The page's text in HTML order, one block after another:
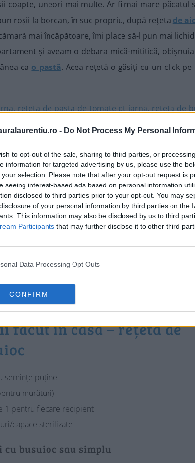
- Do Not Process My Personal
to opt-out of the sale, sharing to third parties, or
information for targeted advertising by us, please use the
your selection. Please note that after your opt-out request is
seeing interest-based ads based on personal information
disclosed to third parties prior to your opt-out. You may
of your personal information by third parties on the
This information may also be disclosed by us to third
Participants that may further disclose it to other third
Data Processing Opt Outs
CONFIRM
coapte, uneori mai multe. Ar fi mai mare păcatul
roșii la borcan, în suc propriu, după rețeta de
mai încăpătoare, îmi place să-l pun mai
și aveam o debara mică-mititică,
ca o pastă. Acea rețetă o găsiți cu un click pe
dacă preferați), o găsiți în cele ce urmează.
făcut în casă – rețetă de
semințe puține
murături)
1 pentru fiecare recipient
capace sterilizate
busuioc sau simplu